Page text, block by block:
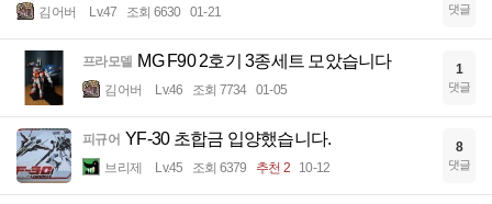
김어버 Lv.47 조회 6630 01-21 댓글
프라모델 MG F90 2호기 3종세트 모았습니다
김어버 Lv.46 조회 7734 01-05
1
댓글
피규어 YF-30 초합금 입양했습니다.
브리제 Lv.45 조회 6379 추천 2 10-12
8
댓글